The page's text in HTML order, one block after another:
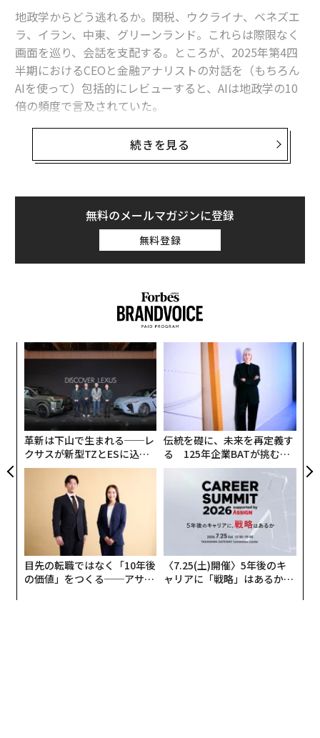
大規模な組織を変革することは「実現がほぼ不可能」だ
とカープ氏は警告した。成功すれば過小評価され、失敗
すれば消滅する。米軍が今戦場で示している複製不可能
な優位性こそ、投資家が商業分野で必死に求めているも
のだ。敵対勢力は、複製できない能力を目の当たりにし
ている。カープ氏が常に関与している欧州の指導者たち
は、この格差を無視すれば危険にさらされる。
パランティアは、古いサービス対ソフトウェアの議論を
拒否していると同氏は強調した。同社は、戦争でインフ
わせが、米国を支配的な地位に置いている。独自の統合
を習得した企業や国家はプレミアムを獲得し、時代遅れ
のモデルにしがみつく者は消し去られる。
パランティアの商業売上高が前年同期比137%急増する
中、カープ氏のカンファレンスは単なる技術展示会では
ない。これはビジネスリーダーへの直接的な挑戦だ。意
見を交換し、現実に向き合い、選択せよ。AI時代におい
て、価値創造はあれば良いというものではない。それは
生き残るための唯一の手段なのだ。
forbes.com 原文）
2026年9月号発売中
地政学からどう逃れるか。関税、ウクライナ、ベネズエ
ラ、イラン、中東、グリーンランド。これらは際限なく
画面を巡り、会話を支配する。ところが、2025年第4四
半期におけるCEOと金融アナリストの対話を（もちろん
AIを使って）包括的にレビューすると、AIは地政学の10
倍の頻度で言及されていた。
それは、リーダーが地政学に無関心だという意味か。も
ちろん違う。彼らはチームとともに、新たな世界的現実
えるべく全力で取り組んでいる。しかし、こうした制約
は日常の背景の一部になりつつある。対照的にAIは、AI
エージェントの登場によって、彼らの最大の関心事とな
2026年はAIの転換点となるだろう。ルイ14世が「朕は国
家なり」と宣言してから4世紀。いまCEOたちは口をそ
ろえて「AIは私なり」と言っている。CEOが3分の1を占
める2300人超の世界の経営幹部を対象に実施されたAI R
adar調査によれば、72％が、組織におけるAIの主要な意
思決定者は自分だと考えている。これは前年の2倍だ。
続きを見る
無料のメールマガジンに登録
無料登録
革新は下山で生まれる──レ
クサスが新型TZとESに込め
た「DISCOVER」の哲学
伝統を礎に、未来を再定義す
る 125年企業BATが挑むス
モークレスな未来
目先の転職ではなく「10年後
の価値」をつくる──アサイ
〈7.25(土)開催〉5年後のキ
ャリアに「戦略」はあるか。